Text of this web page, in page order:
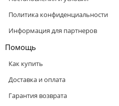
Политика конфиденциальности
Информация для партнеров
Помощь
Как купить
Доставка и оплата
Гарантия возврата